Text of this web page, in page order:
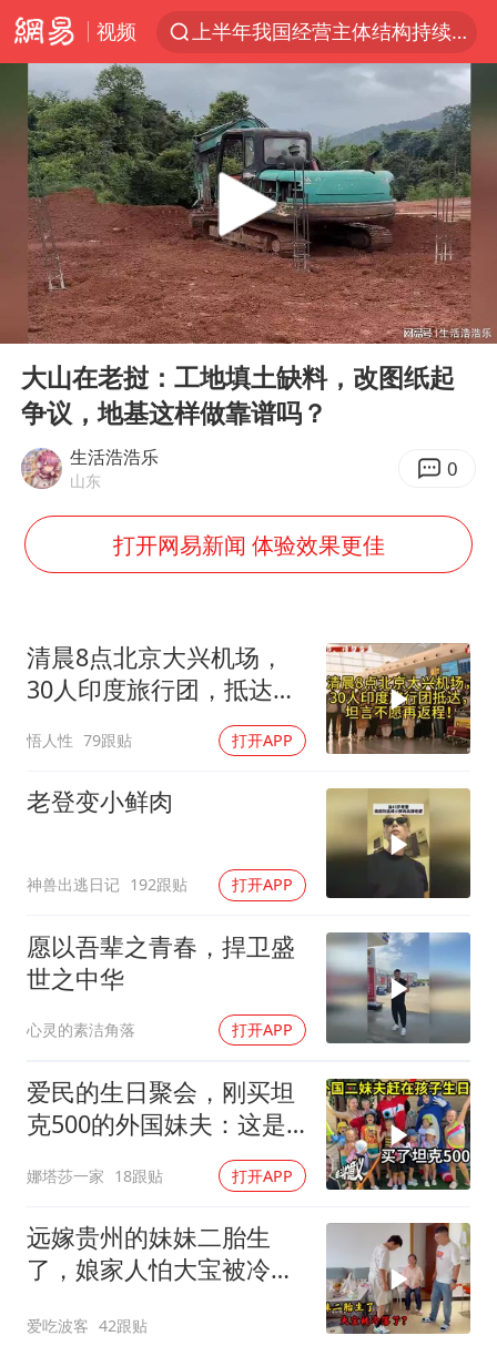
视频
上半年我国经营主体结构持续优化
俄称边境州遭乌大规模袭击已致13伤
《披荆斩棘2026》阵容官宣
杭州机场已取消航班388架次
浙江省委书记：该停下的坚决停下来
中国籍豪华游艇富商之子在泰国被杀
白海豚北上或致京津冀暴雨
美将每月供乌爱国者拦截导弹
国足U17与阿森纳决赛取消 并列冠军
新疆一婚礼线上邀请引热议
景区回应“麦积山石窟看完需2000元”
曹颖儿子首次演长剧
奋力开创中国式现代化建设新局面
Play
00:00 17:59
大山在老挝：工地填土缺料，改图纸起
争议，地基这样做靠谱吗？
生活浩浩乐
山东 0
打开网易新闻 体验效果更佳
清晨8点北京大兴机场，
30人印度旅行团，抵达，
悟人性 79跟贴 打开APP
老登变小鲜肉
神兽出逃日记 192跟贴 打开APP
愿以吾辈之青春，捍卫盛
世之中华
心灵的素洁角落 打开APP
爱民的生日聚会，刚买坦
克500的外国妹夫：这是
娜塔莎一家 18跟贴 打开APP
远嫁贵州的妹妹二胎生
了，娘家人怕大宝被冷
爱吃波客 42跟贴